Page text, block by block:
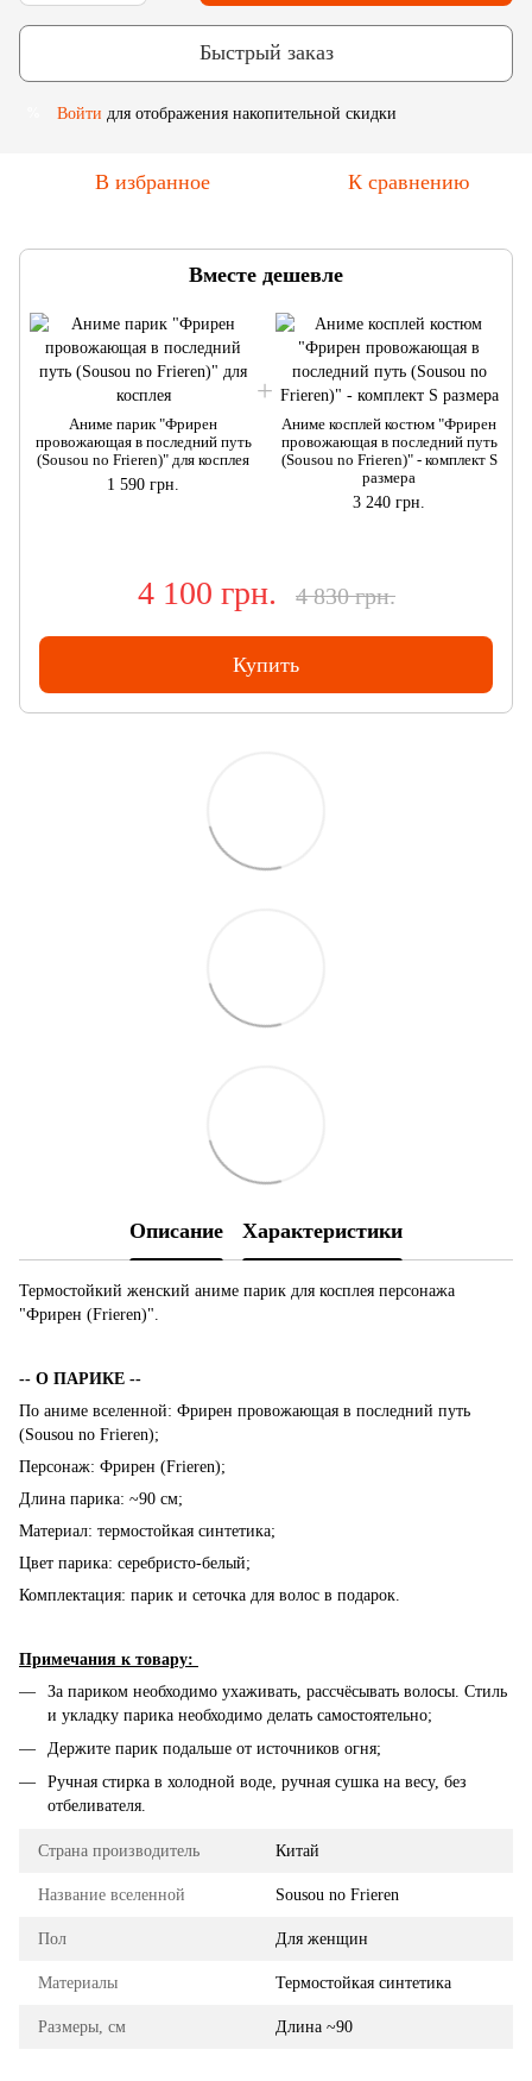
Быстрый заказ
Войти для отображения накопительной скидки
В избранное К сравнению
Вместе дешевле
Аниме парик "Фрирен
провожающая в последний путь
(Sousou no Frieren)" для косплея
1 590 грн.
Аниме косплей костюм "Фрирен
провожающая в последний путь
(Sousou no Frieren)" - комплект S
размера
3 240 грн.
4 100 грн. 4 830 грн.
Купить
Описание Характеристики
Термостойкий женский аниме парик для косплея персонажа
"Фрирен (Frieren)".
-- О ПАРИКЕ --
По аниме вселенной: Фрирен провожающая в последний путь
(Sousou no Frieren);
Персонаж: Фрирен (Frieren);
Длина парика: ~90 см;
Материал: термостойкая синтетика;
Цвет парика: серебристо-белый;
Комплектация: парик и сеточка для волос в подарок.
Примечания к товару:
За париком необходимо ухаживать, рассчёсывать волосы. Стиль
и укладку парика необходимо делать самостоятельно;
Держите парик подальше от источников огня;
Ручная стирка в холодной воде, ручная сушка на весу, без
отбеливателя.
Страна производитель Китай
Название вселенной Sousou no Frieren
Пол Для женщин
Материалы Термостойкая синтетика
Размеры, см Длина ~90